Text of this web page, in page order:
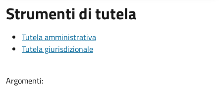
Strumenti di tutela
Tutela amministrativa
Tutela giurisdizionale
Argomenti: